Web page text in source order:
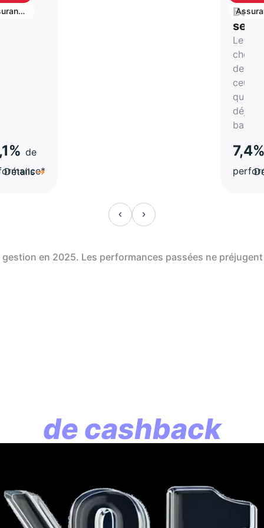
de
Détails
vie
Best-
seller
Le
choix
de
ceux
qui ont
déjà
basculé
7,4%
en 2025. Les performances passées ne
de cashback